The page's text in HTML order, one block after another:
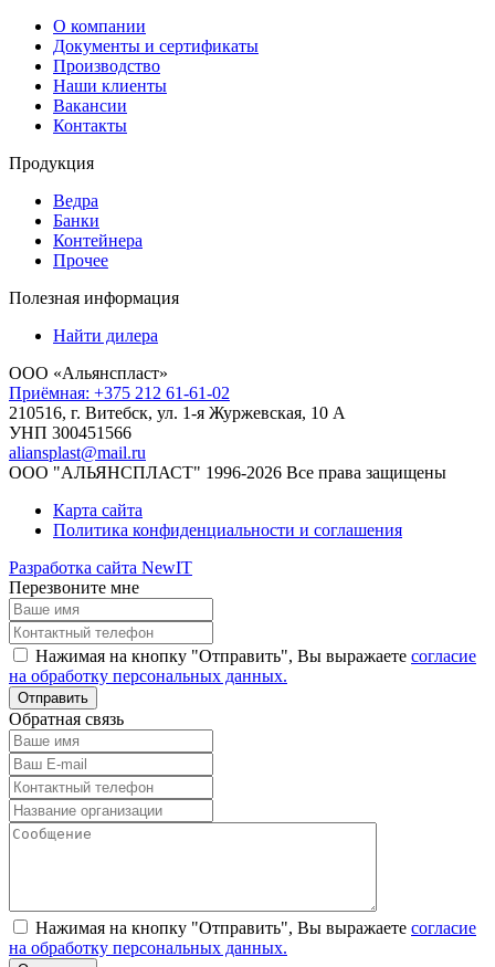
О компании
Документы и сертификаты
Производство
Наши клиенты
Вакансии
Контакты
Продукция
Ведра
Банки
Контейнера
Прочее
Полезная информация
Найти дилера
ООО «Альянспласт»
Приёмная: +375 212 61-61-02
210516, г. Витебск, ул. 1-я Журжевская, 10 А
УНП 300451566
aliansplast@mail.ru
ООО "АЛЬЯНСПЛАСТ" 1996-2026 Все права защищены
Карта сайта
Политика конфиденциальности и соглашения
Разработка сайта NewIT
Перезвоните мне
Нажимая на кнопку "Отправить", Вы выражаете согласие
на обработку персональных данных.
Обратная связь
Нажимая на кнопку "Отправить", Вы выражаете согласие
на обработку персональных данных.